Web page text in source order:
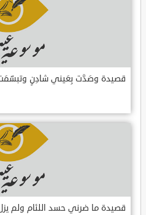
قصيدة وصَدَّت بِعَيني شادِنٍ وتبسّمَت
قصيدة ما ضرني حسد اللئام ولم